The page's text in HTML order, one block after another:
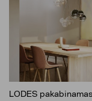
LODES pakabinamas